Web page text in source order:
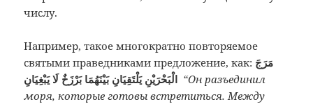
числу.
Например, такое многократно повторяемое
святыми праведниками предложение, как: مَرَجَ
“Он разъединил
моря, которые готовы встретиться. Между